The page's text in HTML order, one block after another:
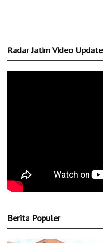
Radar Jatim Video Update
Berita Populer